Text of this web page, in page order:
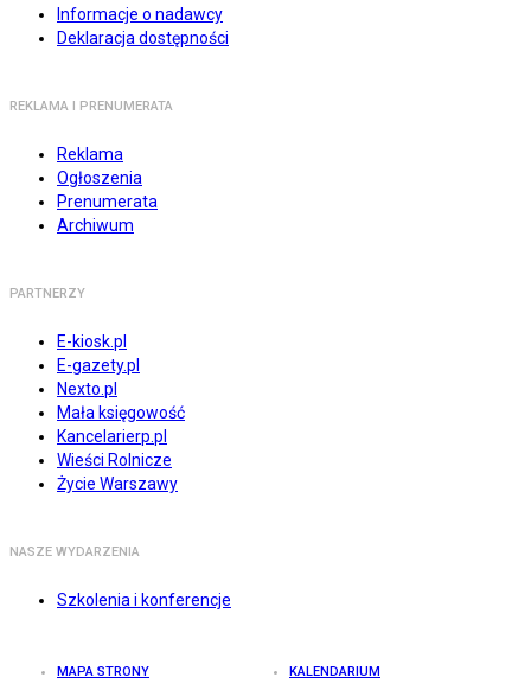
Informacje o nadawcy
Deklaracja dostępności
REKLAMA I PRENUMERATA
Reklama
Ogłoszenia
Prenumerata
Archiwum
PARTNERZY
E-kiosk.pl
E-gazety.pl
Nexto.pl
Mała księgowość
Kancelarierp.pl
Wieści Rolnicze
Życie Warszawy
NASZE WYDARZENIA
Szkolenia i konferencje
MAPA STRONY KALENDARIUM